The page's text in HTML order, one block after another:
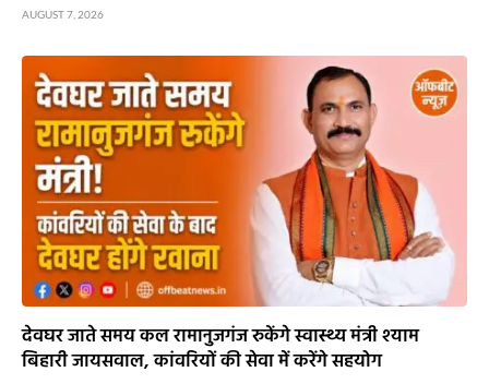
AUGUST 7, 2026
देवघर जाते समय कल रामानुजगंज रुकेंगे स्वास्थ्य मंत्री श्याम
बिहारी जायसवाल, कांवरियों की सेवा में करेंगे सहयोग